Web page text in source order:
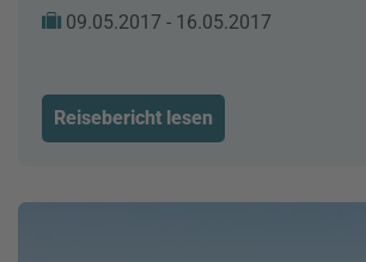
09.05.2017 - 16.05.2017
Reisebericht lesen